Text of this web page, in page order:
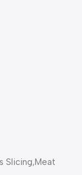
Slicing,Meat